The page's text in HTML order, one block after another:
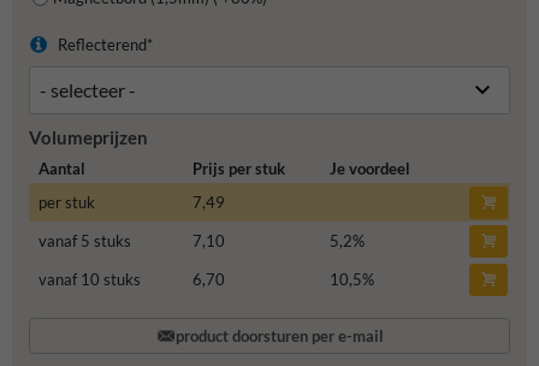
Reflecterend*
Volumeprijzen
Aantal Prijs per stuk
Je voordeel
per stuk
7,49
vanaf 5 stuks
7,10 5,2%
vanaf 10 stuks
6,70 10,5%
product doorsturen per e-mail